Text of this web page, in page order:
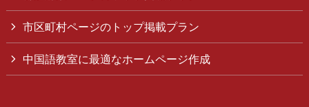
市区町村ページのトップ掲載プラン
中国語教室に最適なホームページ作成